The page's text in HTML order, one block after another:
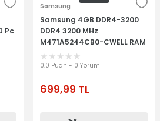
Pc
Samsung
Samsung 4GB DDR4-3200
DDR4 3200 MHz
M471A5244CB0-CWELL RAM
Laptop Memory Ram
Notebook Ram Bellek
0.0 Puan - 0 Yorum
699,99 TL